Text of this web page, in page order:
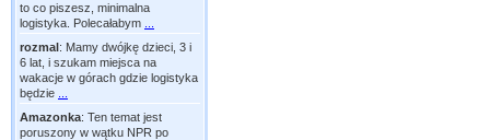
to co piszesz, minimalna
logistyka. Polecałabym
rozmal: Mamy dwójkę dzieci, 3 i
6 lat, i szukam miejsca na
wakacje w górach gdzie logistyka
będzie
Amazonka: Ten temat jest
poruszony w wątku NPR po